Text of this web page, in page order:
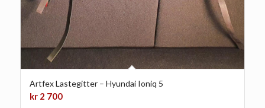
Artfex Lastegitter – Hyundai Ioniq 5
kr2 700